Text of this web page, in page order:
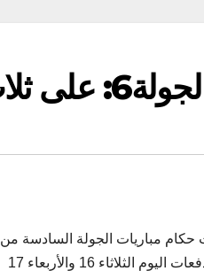
دفعات
حكام مباريات الجولة السادسة من
بطولة الرابطة المحترفة الأولى، التي ستدور على ثلاث دفعات اليوم الثلاثاء 16 والأربعاء 17